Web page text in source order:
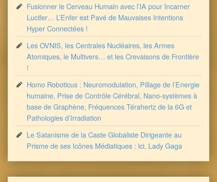
Fusionner le Cerveau Humain avec l’IA pour Incarner
Lucifer… L’Enfer est Pavé de Mauvaises Intentions
Hyper Connectées !
Les OVNIS, les Centrales Nucléaires, les Armes
Atomiques, le Multivers… et les Crevaisons de Frontière
!
Homo Roboticus : Neuromodulation, Pillage de l’Energie
humaine, Prise de Contrôle Cérébral, Nano-systèmes à
base de Graphène, Fréquences Térahertz de la 6G et
Pathologies d’Irradiation
Le Satanisme de la Caste Globaliste Dirigeante au
Prisme de ses Icônes Médiatiques : ici, Lady Gaga